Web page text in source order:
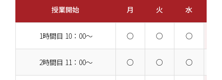
授業開始 月 火 水
1時間目 10：00～ ○ ○ ○
2時間目 11：00～ ○ ○ ○